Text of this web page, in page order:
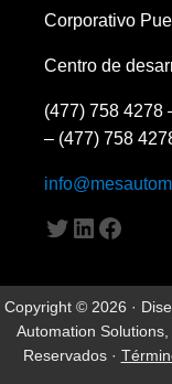
Corporativo
Centro de
(477) 758 4278
– (477) 758
Twitter
LinkedIn
Copyright © 2026 ·
Automation
Reservados ·